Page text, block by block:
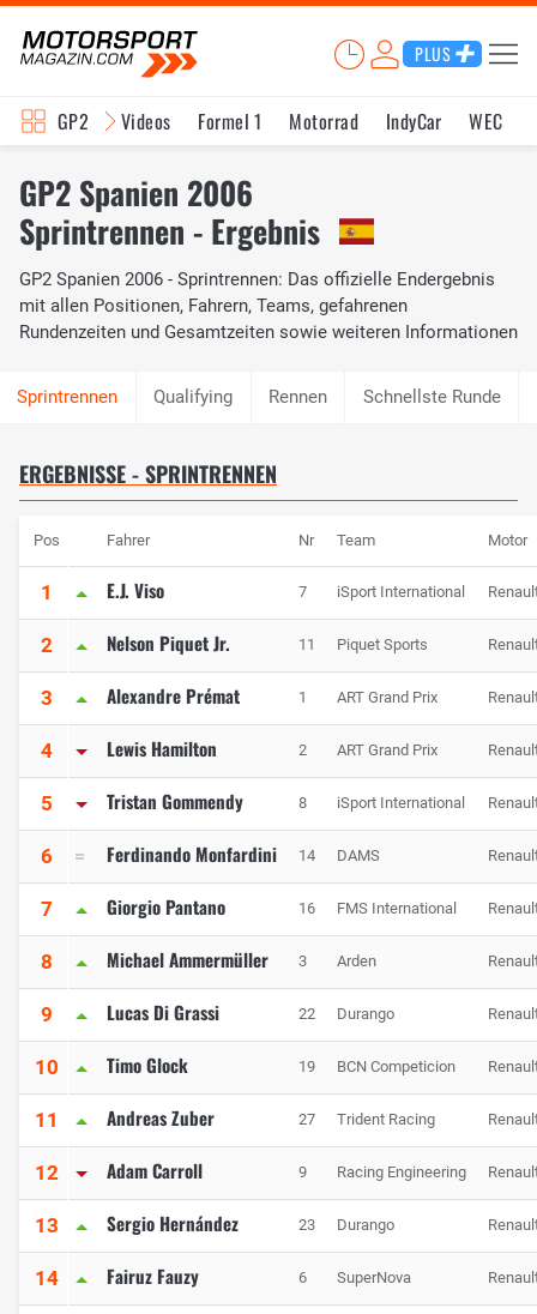
PLUS
GP2 Videos Formel 1 Motorrad IndyCar WEC
GP2 Spanien 2006
Sprintrennen - Ergebnis
GP2 Spanien 2006 - Sprintrennen: Das offizielle Endergebnis
mit allen Positionen, Fahrern, Teams, gefahrenen
Rundenzeiten und Gesamtzeiten sowie weiteren Informationen
Qualifying Rennen Schnellste Runde
ERGEBNISSE - SPRINTRENNEN
Pos Fahrer Nr Team Motor
1 E.J. Viso 7 iSport International
2 Nelson Piquet Jr. 11 Piquet Sports
3 Alexandre Prémat 1 ART Grand Prix
4 Lewis Hamilton 2 ART Grand Prix
5 Tristan Gommendy 8 iSport International
6 Ferdinando Monfardini 14 DAMS
7 Giorgio Pantano 16 FMS International
8 Michael Ammermüller 3 Arden
9 Lucas Di Grassi 22 Durango
10 Timo Glock 19 BCN Competicion
11 Andreas Zuber 27 Trident Racing
12 Adam Carroll 9 Racing Engineering
13 Sergio Hernández 23 Durango
14 Fairuz Fauzy 6 SuperNova